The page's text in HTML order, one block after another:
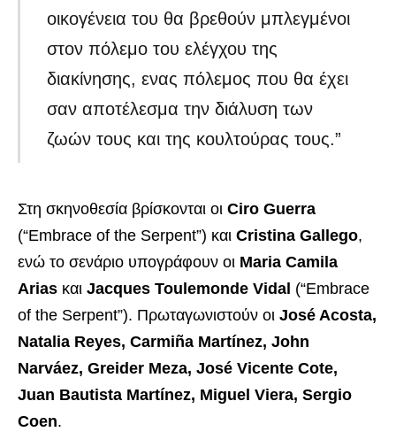
οικογένεια του θα βρεθούν μπλεγμένοι
στον πόλεμο του ελέγχου της
διακίνησης, ενας πόλεμος που θα έχει
σαν αποτέλεσμα την διάλυση των
ζωών τους και της κουλτούρας τους.”
Στη σκηνοθεσία βρίσκονται οι Ciro Guerra
(“Embrace of the Serpent”) και Cristina Gallego,
ενώ το σενάριο υπογράφουν οι Maria Camila
Arias και Jacques Toulemonde Vidal (“Embrace
of the Serpent”). Πρωταγωνιστούν οι José Acosta,
Natalia Reyes, Carmiña Martínez, John
Narváez, Greider Meza, José Vicente Cote,
Juan Bautista Martínez, Miguel Viera, Sergio
Coen.